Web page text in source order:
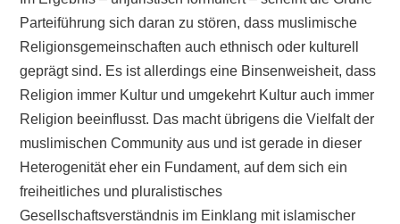
Parteiführung sich daran zu stören, dass muslimische
Religionsgemeinschaften auch ethnisch oder kulturell
geprägt sind. Es ist allerdings eine Binsenweisheit, dass
Religion immer Kultur und umgekehrt Kultur auch immer
Religion beeinflusst. Das macht übrigens die Vielfalt der
muslimischen Community aus und ist gerade in dieser
Heterogenität eher ein Fundament, auf dem sich ein
freiheitliches und pluralistisches
Gesellschaftsverständnis im Einklang mit islamischer